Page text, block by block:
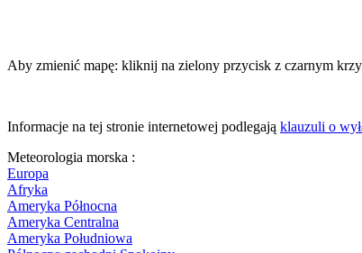
Aby zmienić mapę: kliknij na zielony przycisk z czarnym
Informacje na tej stronie internetowej podlegają klauzuli o
Meteorologia morska :
Europa
Afryka
Ameryka Północna
Ameryka Centralna
Ameryka Południowa